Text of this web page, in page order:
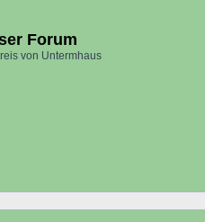
Forum
von Untermhaus